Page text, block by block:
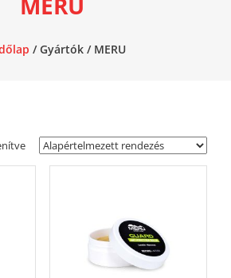
/ Gyártók / MERU